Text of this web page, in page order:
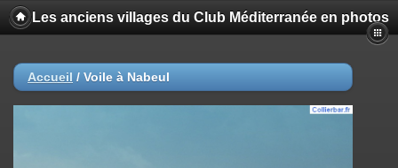
Les anciens villages du Club Méditerranée en photos
Accueil / Voile à Nabeul